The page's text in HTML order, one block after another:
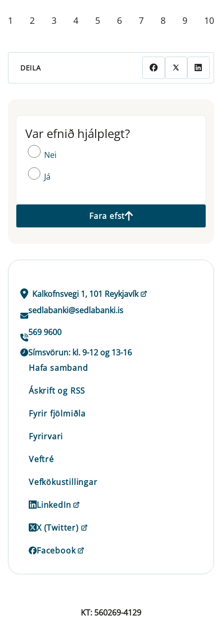
1 2 3 4 5 6 7 8 9 10
DEILA
Var efnið hjálplegt?
Var efnið hjálplegt?
Nei
Já
Fara efst
Kalkofnsvegi 1, 101 Reykjavík
sedlabanki@sedlabanki.is
569 9600
Símsvörun: kl. 9-12 og 13-16
Hafa samband
Áskrift og RSS
Fyrir fjölmiðla
Fyrirvari
Veftré
Vefkökustillingar
LinkedIn
X (Twitter)
Facebook
KT: 560269-4129